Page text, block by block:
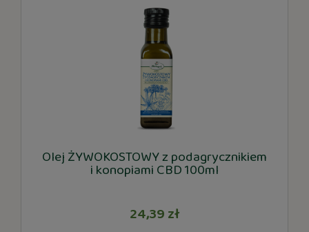
Olej ŻYWOKOSTOWY z podagrycznikiem
i konopiami CBD 100ml
24,39 zł